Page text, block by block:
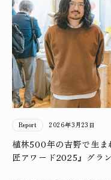
Report 2026年3月23日
植林500年の吉野で生ま
匠アワード2025』グラ